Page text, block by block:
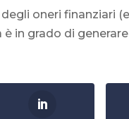
oneri finanziari
in grado di